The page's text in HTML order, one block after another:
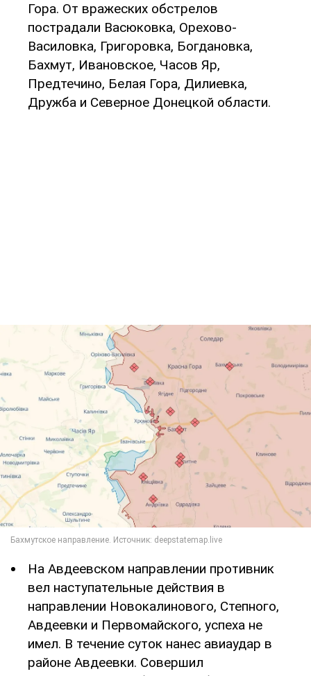
Гора. От вражеских обстрелов
пострадали Васюковка, Орехово-
Василовка, Григоровка, Богдановка,
Бахмут, Ивановское, Часов Яр,
Предтечино, Белая Гора, Дилиевка,
Дружба и Северное Донецкой области.
На Авдеевском направлении противник
вел наступательные действия в
направлении Новокалинового, Степного,
Авдеевки и Первомайского, успеха не
имел. В течение суток нанес авиаудар в
районе Авдеевки. Совершил